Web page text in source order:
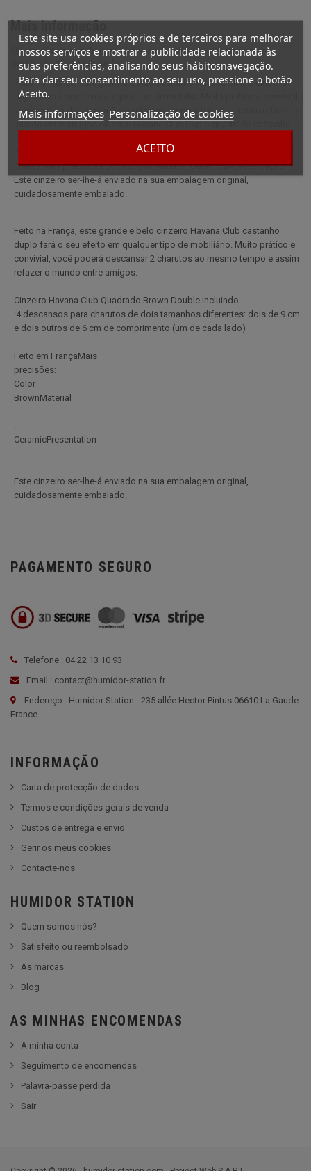
Este site usa cookies próprios e de terceiros para melhorar
nossos serviços e mostrar a publicidade relacionada às
suas preferências, analisando seus hábitosnavegação.
Para dar seu consentimento ao seu uso, pressione o botão
Aceito.
Mais informações Personalização de cookies
ACEITO
Mais informação
Descrição completa para Cinzeiro de charuto em cerâmica
quadrado duplo castanho
Feito na França, este grande e belo castanho Havana Club o cinzeiro
duplo ficará bem em qualquer tipo de mobília. Muito prático e convivial,
você poderá descansar 2 charutos ao mesmo tempo e assim refazer o
mundo entre amigos.cinzeiro Havana Club Duplo quadrado castanho
cm e outros dois de 6 cm de comprimento (um de cada lado)Feito em
FrançaMais precisões:Color BrownMaterial: CerâmicaApresentação
Este cinzeiro ser-lhe-á enviado na sua embalagem original,
cuidadosamente embalado.
Feito na França, este grande e belo cinzeiro Havana Club castanho
duplo fará o seu efeito em qualquer tipo de mobiliário. Muito prático e
convivial, você poderá descansar 2 charutos ao mesmo tempo e assim
refazer o mundo entre amigos.
Cinzeiro Havana Club Quadrado Brown Double incluindo
:4 descansos para charutos de dois tamanhos diferentes: dois de 9 cm
e dois outros de 6 cm de comprimento (um de cada lado)
Feito em FrançaMais
precisões:
Color
BrownMaterial
:
CeramicPresentation
Este cinzeiro ser-lhe-á enviado na sua embalagem original,
cuidadosamente embalado.
PAGAMENTO SEGURO
Telefone : 04 22 13 10 93
Email : contact@humidor-station.fr
Endereço : Humidor Station - 235 allée Hector Pintus 06610 La Gaude
France
INFORMAÇÃO
Carta de protecção de dados
Termos e condições gerais de venda
Custos de entrega e envio
Gerir os meus cookies
Contacte-nos
HUMIDOR STATION
Quem somos nós?
Satisfeito ou reembolsado
As marcas
Blog
AS MINHAS ENCOMENDAS
A minha conta
Seguimento de encomendas
Palavra-passe perdida
Sair